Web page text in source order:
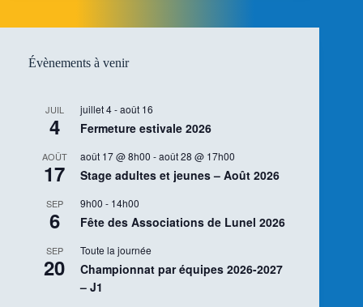
Évènements à venir
JUIL
4
juillet 4-août 16
Fermeture estivale 2026
AOÛT
17
août 17 @ 8h00 -août 28 @ 17h00
Stage adultes et jeunes – Août 2026
SEP
6
9h00 - 14h00
Fête des Associations de Lunel 2026
SEP
20
Toute la journée
Championnat par équipes 2026-2027
– J1